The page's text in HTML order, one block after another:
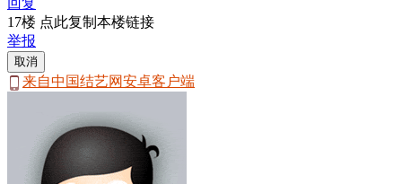
回复
17楼 点此复制本楼链接
举报
取消
来自中国结艺网安卓客户端